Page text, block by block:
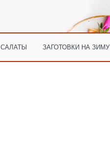
САЛАТЫ ЗАГОТОВКИ НА ЗИМУ